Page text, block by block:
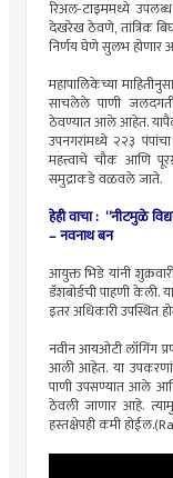
रिअल-टाइममध्ये
देखरेख ठेवणे, तांत्रिक
निर्णय घेणे सुलभ होणार
महापालिकेच्या
साचलेले पाणी
ठेवण्यात आले आहेत.
उपनगरांमध्ये २२३
महत्त्वाचे चौक आणि
समुद्राकडे वळवले जाते.
हेही वाचा : “नीटमुळे
– नवनाथ बन
आयुक्त भिडे यांनी
डॅशबोर्डची पाहणी केली.
इतर अधिकारी उपस्थित
नवीन आयओटी लॉगिंग
आली आहेत. या
पाणी उपसण्यात आले
ठेवली जाणार आहे.
हस्तक्षेपही कमी